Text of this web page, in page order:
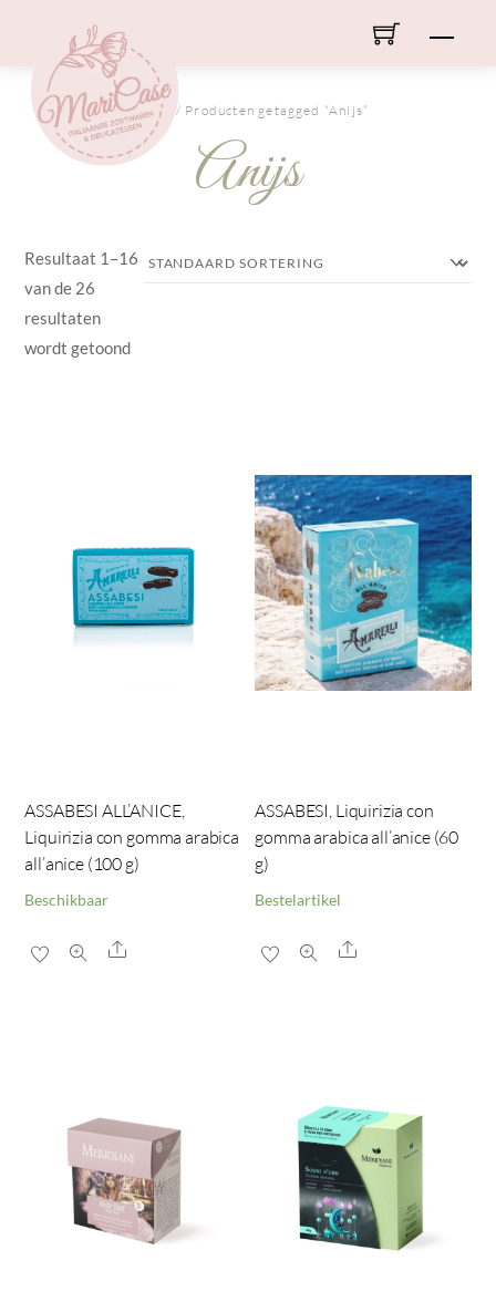
content
HOME / Producten getagged “Anijs”
Anijs
Resultaat 1–16
van de 26
resultaten
wordt getoond
ASSABESI ALL’ANICE,
Liquirizia con gomma arabica
all’anice (100 g)
Beschikbaar
Share
ASSABESI, Liquirizia con
gomma arabica all’anice (60
g)
Bestelartikel
Share